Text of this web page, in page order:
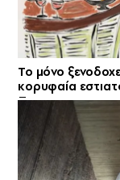
Το μόνο
κορυφαία